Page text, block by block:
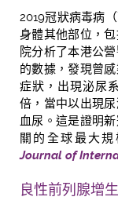
2019冠狀病毒病
身體其他部位，
院分析了本港公
的數據，發現曾
症狀，出現泌尿
倍，當中以出現
血尿。這是證明
關的全球最大
Journal of
良性前列腺增